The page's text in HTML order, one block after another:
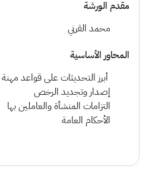
مقدم الورشة
محمد القرني
المحاور الأساسية
أبرز التحديثات على قواعد
إصدار وتجديد الرخص
التزامات المنشأة والعاملين بها
الأحكام العامة